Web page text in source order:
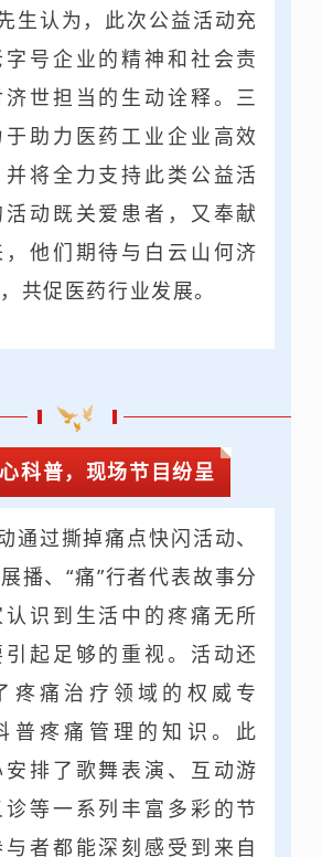
认为，此次公益活动充
号企业的精神和社会责
世担当的生动诠释。三
助力医药工业企业高效
将全力支持此类公益活
动既关爱患者，又奉献
他们期待与白云山何济
共促医药行业发展。
科普，现场节目纷呈
过撕掉痛点快闪活动、
播、“痛”行者代表故事分
识到生活中的疼痛无所
起足够的重视。活动还
疼痛治疗领域的权威专
普疼痛管理的知识。此
排了歌舞表演、互动游
等一系列丰富多彩的节
者都能深刻感受到来自